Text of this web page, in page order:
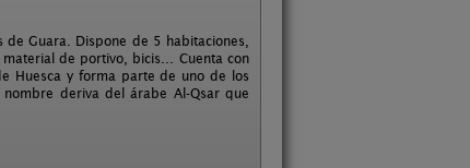
Guara. Dispone de 5 habitaciones,
de portivo, bicis... Cuenta con
Huesca y forma parte de uno de los
deriva del árabe Al-Qsar que